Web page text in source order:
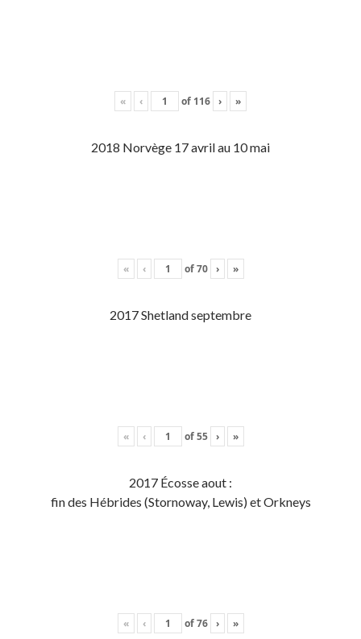
« ‹ of 116 › »
2018 Norvège 17 avril au 10 mai
« ‹ of70 › »
2017 Shetland septembre
« ‹ of55 › »
2017 Écosse aout :
fin des Hébrides (Stornoway, Lewis) et Orkneys
« ‹ of76 › »